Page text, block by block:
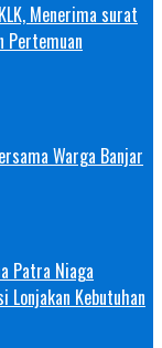
Menerima surat
Pertemuan
Warga Banjar
Patra Niaga
Lonjakan Kebutuhan